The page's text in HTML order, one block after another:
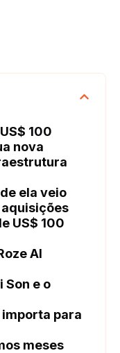
100
nova
ela veio
US$ 100
AI
Son e o
para
meses